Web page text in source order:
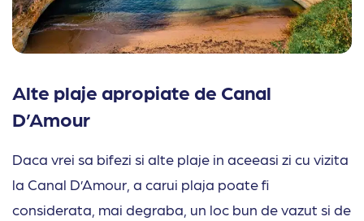
Alte plaje apropiate de Canal
D’Amour
Daca vrei sa bifezi si alte plaje in aceeasi zi cu vizita
la Canal D’Amour, a carui plaja poate fi
considerata, mai degraba, un loc bun de vazut si de